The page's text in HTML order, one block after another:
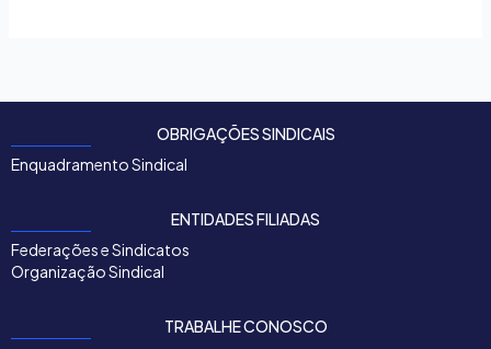
OBRIGAÇÕES SINDICAIS
Enquadramento Sindical
ENTIDADES FILIADAS
Federações e Sindicatos
Organização Sindical
TRABALHE CONOSCO